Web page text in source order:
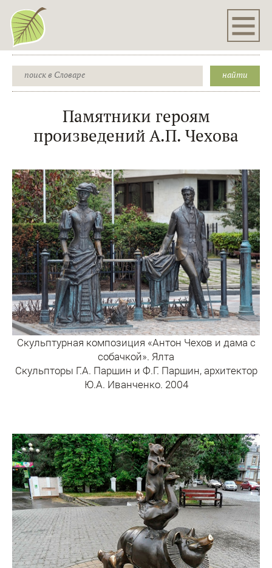
Памятники героям
произведений А.П. Чехова
Скульптурная композиция «Антон Чехов и дама с
собачкой». Ялта
Скульпторы Г.А. Паршин и Ф.Г. Паршин, архитектор
Ю.А. Иванченко. 2004